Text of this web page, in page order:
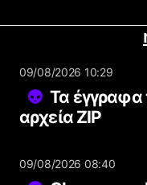
09/08/2026 10:29
Τα έγγραφα
αρχεία ZIP
09/08/2026 08:40